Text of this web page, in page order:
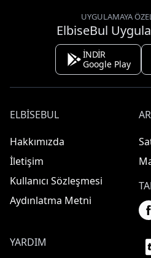
UYGULAMAYA
ElbiseBul
İNDİR
Google Play
ELBISEBUL
Hakkımızda
İletişim
Kullanıcı Sözleşmesi
Aydınlatma Metni
YARDIM